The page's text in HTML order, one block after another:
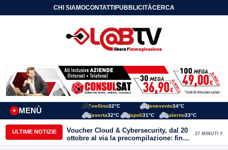
CHI SIAMOCONTATTIPUBBLICITÀCERCA
MENÙ
+
Avellino32°C Benevento34°C
Caserta32°C Napoli31°C Salerno33°C
ULTIME NOTIZIE
Voucher Cloud & Cybersecurity, dal 20
ottobre al via la precompilazione: fino
a 20mila euro a fondo perduto per
37 MINUTI FA